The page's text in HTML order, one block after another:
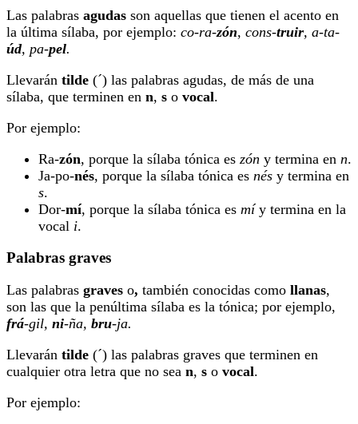
Las palabras agudas son aquellas que tienen el acento en
la última sílaba, por ejemplo: co-ra-zón, cons-truir, a-ta-
úd, pa-pel.
Llevarán tilde (´) las palabras agudas, de más de una
sílaba, que terminen en n, s o vocal.
Por ejemplo:
Ra-zón, porque la sílaba tónica es zón y termina en n.
Ja-po-nés, porque la sílaba tónica es nés y termina en
s.
Dor-mí, porque la sílaba tónica es míy termina en la
vocal i.
Palabras graves
Las palabras graves o, también conocidas como llanas,
son las que la penúltima sílaba es la tónica; por ejemplo,
frá-gil, ni-ña, bru-ja.
Llevarán tilde (´) las palabras graves que terminen en
cualquier otra letra que no sea n, s o vocal.
Por ejemplo: